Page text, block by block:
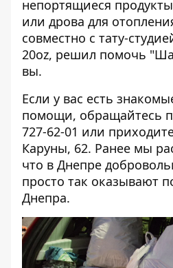
непортящиеся
или дрова для
совместно с тату-
20oz, решил помочь
вы.
Если у вас есть
помощи, обращайтесь
727-62-01 или
Каруны, 62. Ранее мы
что в Днепре
просто так оказывают
Днепра.